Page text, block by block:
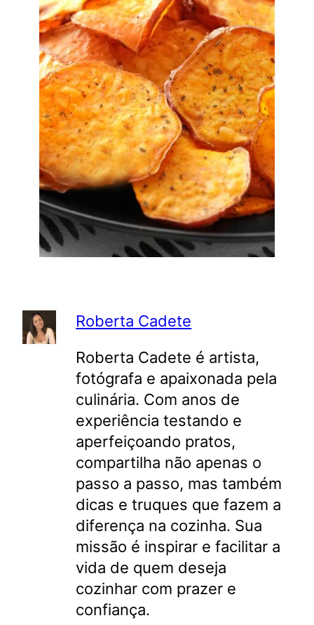
Roberta Cadete
Roberta Cadete é artista,
fotógrafa e apaixonada pela
culinária. Com anos de
experiência testando e
aperfeiçoando pratos,
compartilha não apenas o
passo a passo, mas também
dicas e truques que fazem a
diferença na cozinha. Sua
missão é inspirar e facilitar a
vida de quem deseja
cozinhar com prazer e
confiança.